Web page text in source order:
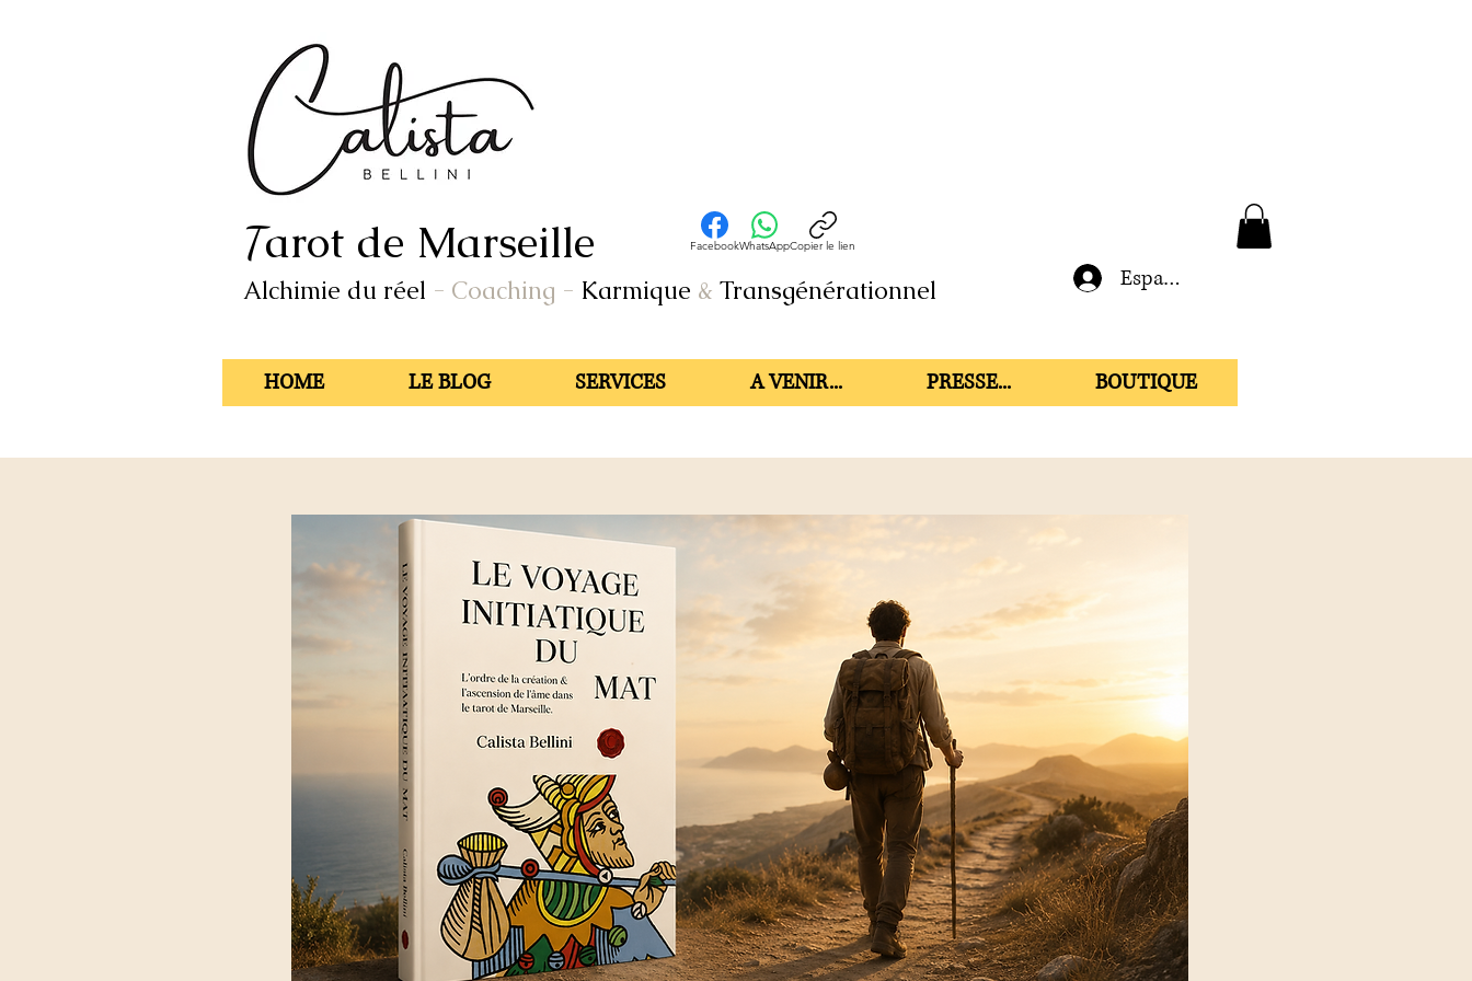
Tarot de Marseille
Alchimie du réel - Coaching - Karmique & Transgénérationnel
FacebookWhatsAppCopier le lien
Espace membre
HOME LE BLOG SERVICES A VENIR... PRESSE... BOUTIQUE